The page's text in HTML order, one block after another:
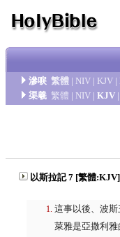
滲唳 繁體 | NIV | KJV |
渠羲 繁體 | NIV | KJV |
以斯拉記 7 [繁體:KJV]
這事以後、波
萊雅是亞撒利雅